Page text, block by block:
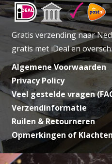
Gratis verzending naar
gratis met iDeal en
Algemene Voorwaarden
Privacy Policy
Veel gestelde vragen
Verzendinformatie
Ruilen & Retourneren
Opmerkingen of